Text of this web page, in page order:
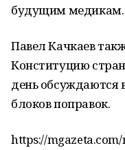
будущим медикам.
Павел Качкаев
Конституцию
день обсуждаются
блоков поправок.
https://